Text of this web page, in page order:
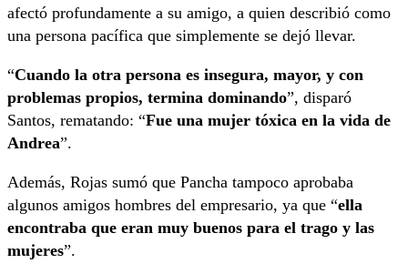
afectó profundamente a su amigo, a quien describió como
una persona pacífica que simplemente se dejó llevar.
“Cuando la otra persona es insegura, mayor, y con
problemas propios, termina dominando”, disparó
Santos, rematando: “Fue una mujer tóxica en la vida de
Andrea”.
Además, Rojas sumó que Pancha tampoco aprobaba
algunos amigos hombres del empresario, ya que “ella
encontraba que eran muy buenos para el trago y las
mujeres”.